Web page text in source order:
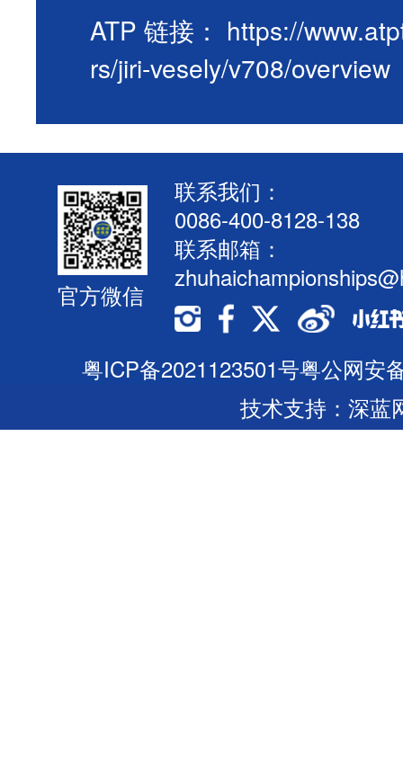
ATP 链接： https://
rs/jiri-vesely/v708/overview
官方微信
联系我们：
0086-400-8128-138
联系邮箱：
粤ICP备2021123501号粤公网安
技术支持：深蓝